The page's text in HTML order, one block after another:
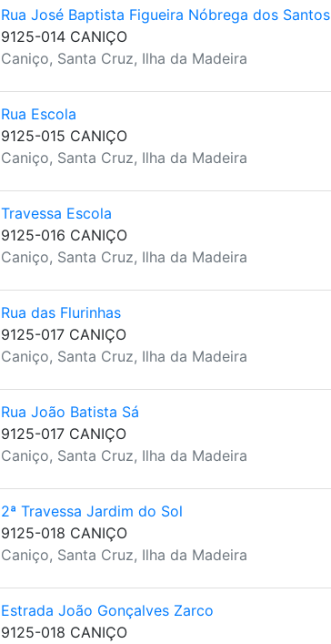
Rua José Baptista Figueira Nóbrega dos Santos
9125-014 CANIÇO
Caniço, Santa Cruz, Ilha da Madeira
Rua Escola
9125-015 CANIÇO
Caniço, Santa Cruz, Ilha da Madeira
Travessa Escola
9125-016 CANIÇO
Caniço, Santa Cruz, Ilha da Madeira
Rua das Flurinhas
9125-017 CANIÇO
Caniço, Santa Cruz, Ilha da Madeira
Rua João Batista Sá
9125-017 CANIÇO
Caniço, Santa Cruz, Ilha da Madeira
2ª Travessa Jardim do Sol
9125-018 CANIÇO
Caniço, Santa Cruz, Ilha da Madeira
Estrada João Gonçalves Zarco
9125-018 CANIÇO